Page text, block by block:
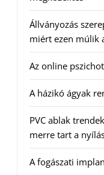
Állványozás
miért ezen múlik
Az online
A házikó ágyak
PVC ablak
merre tart a
A fogászati